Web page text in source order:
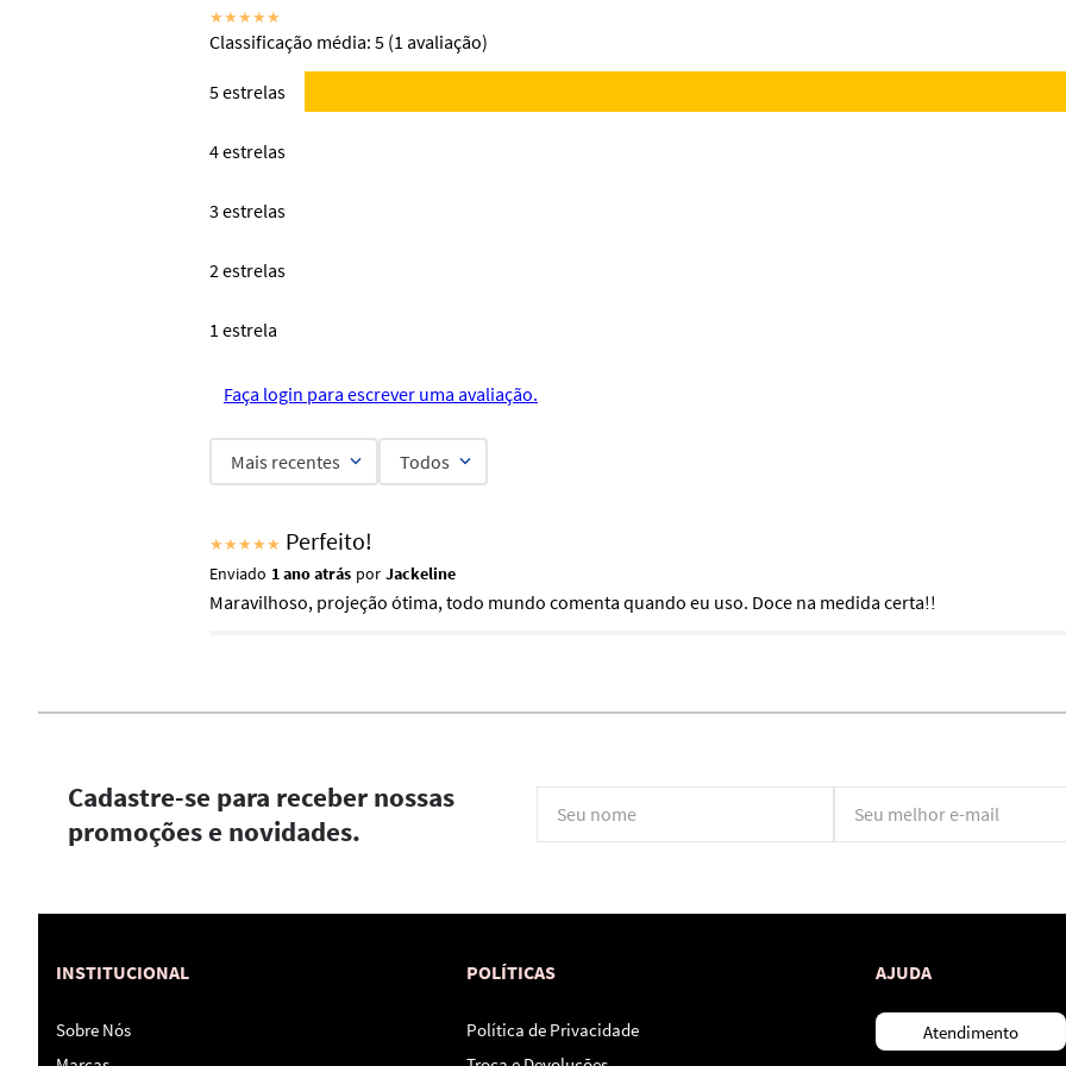
★★★★★
Classificação média: 5 (1 avaliação)
5 estrelas
4 estrelas
3 estrelas
2 estrelas
1 estrela
Faça login para escrever uma avaliação.
Mais recentes Todos
★★★★★ Perfeito!
Enviado 1 ano atrás por Jackeline
Maravilhoso, projeção ótima, todo mundo comenta quando eu uso. Doce na medida certa!!
Cadastre-se para receber nossas
promoções e novidades.
INSTITUCIONAL
Sobre Nós
POLÍTICAS
Política de Privacidade
AJUDA
Atendimento